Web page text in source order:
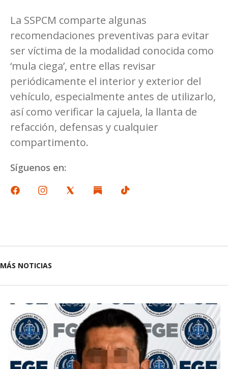
La SSPCM comparte algunas
recomendaciones preventivas para evitar
ser víctima de la modalidad conocida como
‘mula ciega’, entre ellas revisar
periódicamente el interior y exterior del
vehículo, especialmente antes de utilizarlo,
así como verificar la cajuela, la llanta de
refacción, defensas y cualquier
compartimento.
Síguenos en:
MÁS NOTICIAS